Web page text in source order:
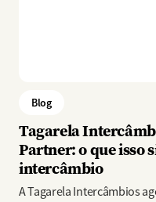
Blog
Tagarela
Partner: o que isso
intercâmbio
A Tagarela Intercâmbios